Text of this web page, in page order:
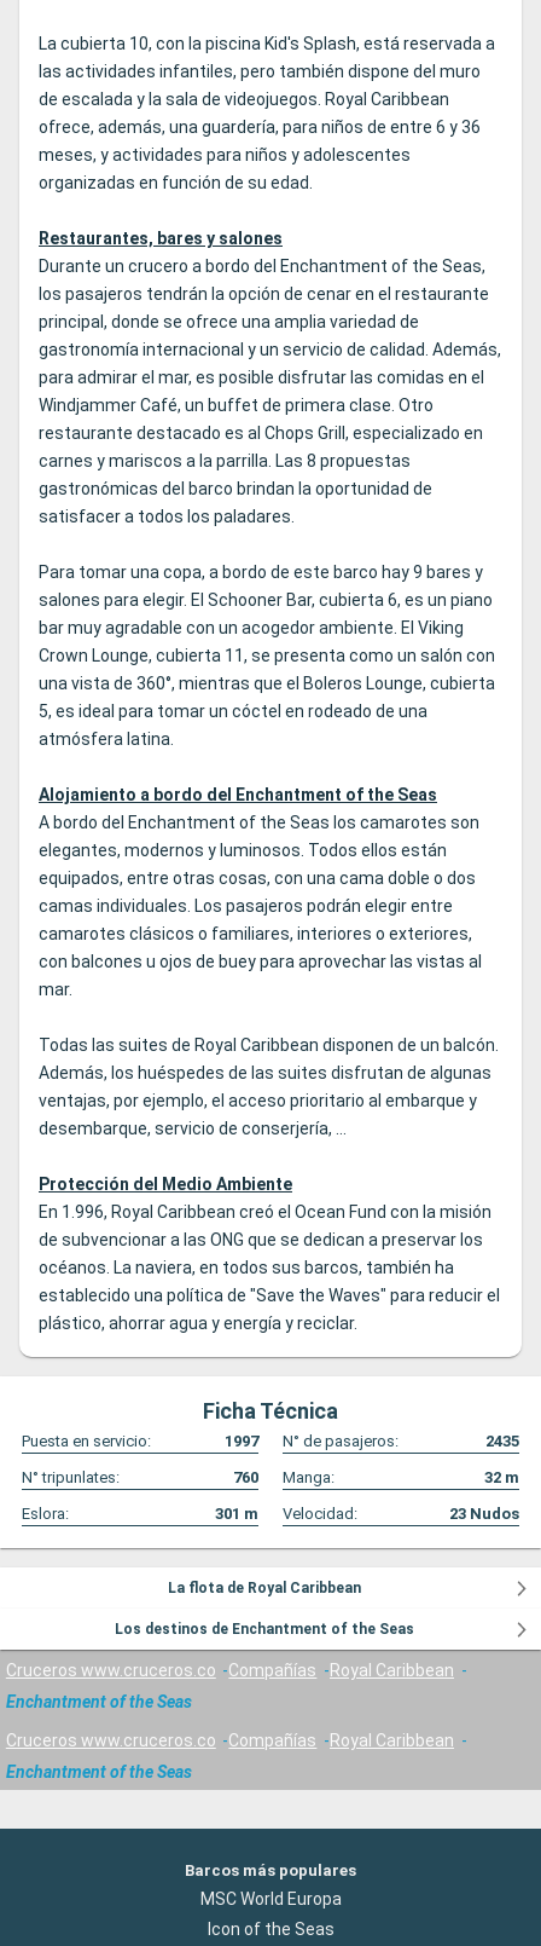
La cubierta 10, con la piscina Kid's Splash, está reservada a
las actividades infantiles, pero también dispone del muro
de escalada y la sala de videojuegos. Royal Caribbean
ofrece, además, una guardería, para niños de entre 6 y 36
meses, y actividades para niños y adolescentes
organizadas en función de su edad.
Restaurantes, bares y salones
Durante un crucero a bordo del Enchantment of the Seas,
los pasajeros tendrán la opción de cenar en el restaurante
principal, donde se ofrece una amplia variedad de
gastronomía internacional y un servicio de calidad. Además,
para admirar el mar, es posible disfrutar las comidas en el
Windjammer Café, un buffet de primera clase. Otro
restaurante destacado es al Chops Grill, especializado en
carnes y mariscos a la parrilla. Las 8 propuestas
gastronómicas del barco brindan la oportunidad de
satisfacer a todos los paladares.
Para tomar una copa, a bordo de este barco hay 9 bares y
salones para elegir. El Schooner Bar, cubierta 6, es un piano
bar muy agradable con un acogedor ambiente. El Viking
Crown Lounge, cubierta 11, se presenta como un salón con
una vista de 360°, mientras que el Boleros Lounge, cubierta
5, es ideal para tomar un cóctel en rodeado de una
atmósfera latina.
Alojamiento a bordo del Enchantment of the Seas
A bordo del Enchantment of the Seas los camarotes son
elegantes, modernos y luminosos. Todos ellos están
equipados, entre otras cosas, con una cama doble o dos
camas individuales. Los pasajeros podrán elegir entre
camarotes clásicos o familiares, interiores o exteriores,
con balcones u ojos de buey para aprovechar las vistas al
mar.
Todas las suites de Royal Caribbean disponen de un balcón.
Además, los huéspedes de las suites disfrutan de algunas
ventajas, por ejemplo, el acceso prioritario al embarque y
desembarque, servicio de conserjería, ...
Protección del Medio Ambiente
En 1.996, Royal Caribbean creó el Ocean Fund con la misión
de subvencionar a las ONG que se dedican a preservar los
océanos. La naviera, en todos sus barcos, también ha
establecido una política de "Save the Waves" para reducir el
plástico, ahorrar agua y energía y reciclar.
Ficha Técnica
Puesta en servicio: 1997 N° de pasajeros:
2435
N° tripunlates:
760 Manga: 32 m
Eslora:
301 m Velocidad: 23 Nudos
La flota de Royal Caribbean
Los destinos de Enchantment of the Seas
Cruceros www.cruceros.co Compañías
Royal Caribbean
Enchantment of the Seas
Cruceros www.cruceros.co Compañías
Royal Caribbean
Enchantment of the Seas
Barcos más populares
MSC World Europa
Icon of the Seas